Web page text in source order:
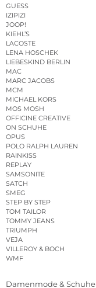
GUESS
IZIPIZI
JOOP!
KIEHL’S
LACOSTE
LENA HOSCHEK
LIEBESKIND BERLIN
MAC
MARC JACOBS
MCM
MICHAEL KORS
MOS MOSH
OFFICINE CREATIVE
ON SCHUHE
OPUS
POLO RALPH LAUREN
RAINKISS
REPLAY
SAMSONITE
SATCH
SMEG
STEP BY STEP
TOM TAILOR
TOMMY JEANS
TRIUMPH
VEJA
VILLEROY & BOCH
WMF
Damenmode & Schuhe